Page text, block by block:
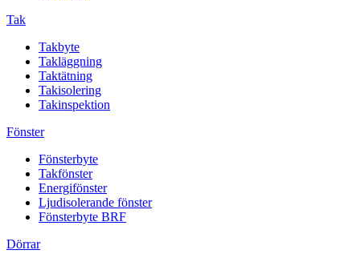
Tak
Takbyte
Takläggning
Taktätning
Takisolering
Takinspektion
Fönster
Fönsterbyte
Takfönster
Energifönster
Ljudisolerande fönster
Fönsterbyte BRF
Dörrar